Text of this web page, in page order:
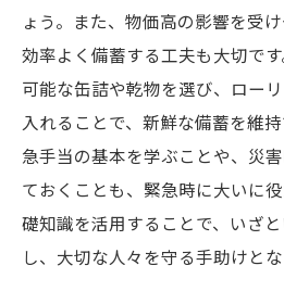
緊急避難経路の確認と
防災訓練を日常生活に
定期的な訓練の重要性
地域コミュニティとの
物価高でも安心な防災用品
長持ちする防災用品の
ょう。また、物価高の影響を受
効率よく備蓄する工夫も大切で
可能な缶詰や乾物を選び、ロー
入れることで、新鮮な備蓄を維
急手当の基本を学ぶことや、災
ておくことも、緊急時に大いに
礎知識を活用することで、いざ
し、大切な人々を守る手助けとな